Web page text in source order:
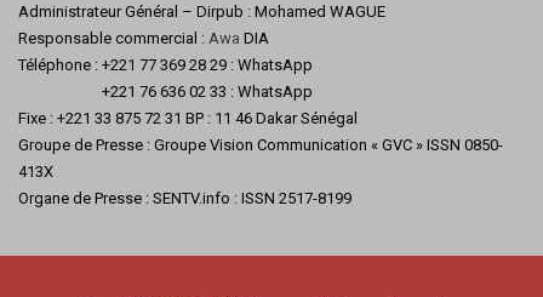
Administrateur Général – Dirpub : Mohamed WAGUE
Responsable commercial : Awa DIA
Téléphone : +221 77 369 28 29 : WhatsApp
+221 76 636 02 33 : WhatsApp
Fixe : +221 33 875 72 31 BP : 11 46 Dakar Sénégal
Groupe de Presse : Groupe Vision Communication « GVC » ISSN 0850-
413X
Organe de Presse : SENTV.info : ISSN 2517-8199